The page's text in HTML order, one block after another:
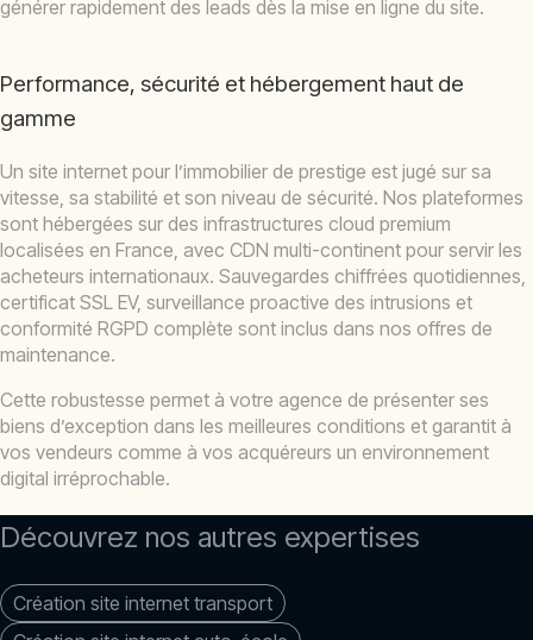
générer rapidement des leads dès la mise en ligne du site.
Performance, sécurité et hébergement haut de
gamme
Un site internet pour l’immobilier de prestige est jugé sur sa
vitesse, sa stabilité et son niveau de sécurité. Nos plateformes
sont hébergées sur des infrastructures cloud premium
localisées en France, avec CDN multi-continent pour servir les
acheteurs internationaux. Sauvegardes chiffrées quotidiennes,
certificat SSL EV, surveillance proactive des intrusions et
conformité RGPD complète sont inclus dans nos offres de
maintenance.
Cette robustesse permet à votre agence de présenter ses
biens d’exception dans les meilleures conditions et garantit à
vos vendeurs comme à vos acquéreurs un environnement
digital irréprochable.
Découvrez nos autres expertises
Création site internet transport